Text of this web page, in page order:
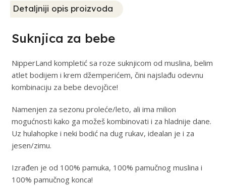
Detaljniji opis proizvoda
Suknjica za bebe
NipperLand kompletić sa roze suknjicom od muslina, belim
atlet bodijem i krem džemperićem, čini najslađu odevnu
kombinaciju za bebe devojčice!
Namenjen za sezonu proleće/leto, ali ima milion
mogućnosti kako ga možeš kombinovati i za hladnije dane.
Uz hulahopke i neki bodić na dug rukav, idealan je i za
jesen/zimu.
Izrađen je od 100% pamuka, 100% pamučnog muslina i
100% pamučnog konca!